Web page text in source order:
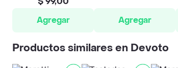
Agregar
Agregar
Productos similares en Devoto